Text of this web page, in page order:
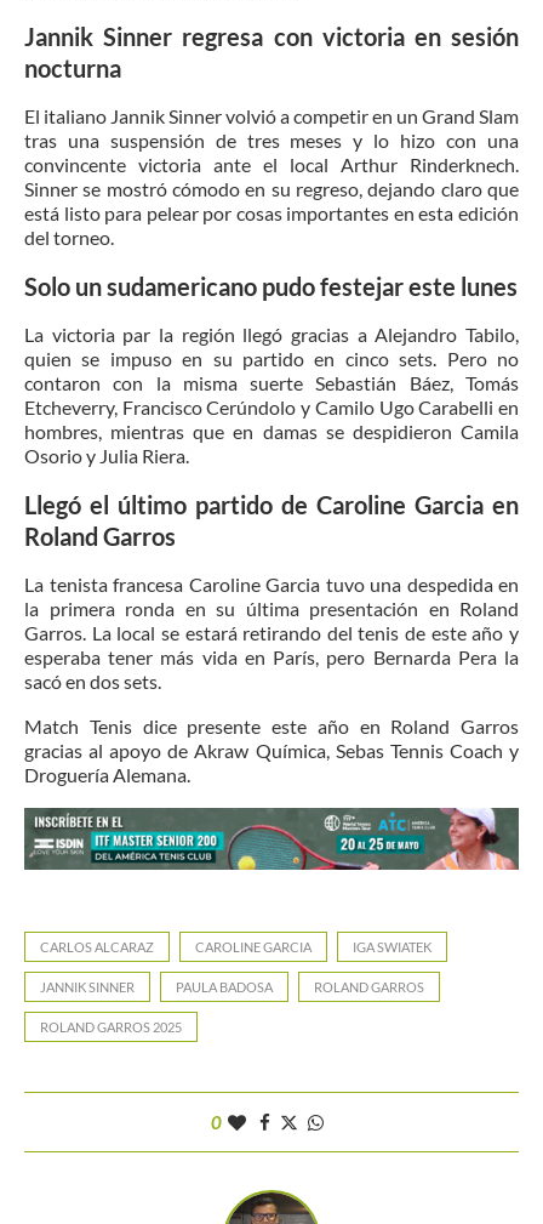
Jannik Sinner regresa con victoria en sesión
nocturna
El italiano Jannik Sinner volvió a competir en un Grand Slam
tras una suspensión de tres meses y lo hizo con una
convincente victoria ante el local Arthur Rinderknech.
Sinner se mostró cómodo en su regreso, dejando claro que
está listo para pelear por cosas importantes en esta edición
del torneo.
Solo un sudamericano pudo festejar este lunes
La victoria par la región llegó gracias a Alejandro Tabilo,
quien se impuso en su partido en cinco sets. Pero no
contaron con la misma suerte Sebastián Báez, Tomás
Etcheverry, Francisco Cerúndolo y Camilo Ugo Carabelli en
hombres, mientras que en damas se despidieron Camila
Osorio y Julia Riera.
Llegó el último partido de Caroline Garcia en
Roland Garros
La tenista francesa Caroline Garcia tuvo una despedida en
la primera ronda en su última presentación en Roland
Garros. La local se estará retirando del tenis de este año y
esperaba tener más vida en París, pero Bernarda Pera la
sacó en dos sets.
Match Tenis dice presente este año en Roland Garros
gracias al apoyo de Akraw Química, Sebas Tennis Coach y
Droguería Alemana.
CARLOS ALCARAZ CAROLINE GARCIA IGA SWIATEK
JANNIK SINNER PAULA BADOSA ROLAND GARROS
ROLAND GARROS 2025
0